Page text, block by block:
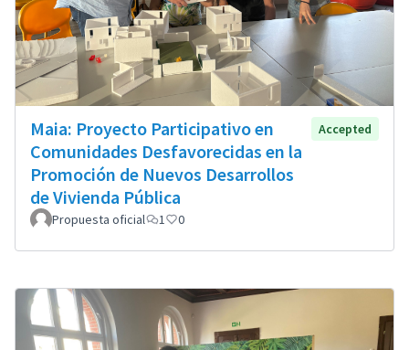
Maia: Proyecto Participativo en
Comunidades Desfavorecidas en la
Promoción de Nuevos Desarrollos
de Vivienda Pública
Accepted
Propuesta oficial 1 0